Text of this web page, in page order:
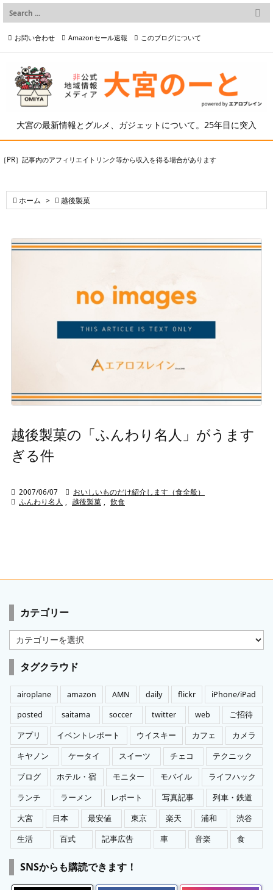
大宮の最新情報とグルメ、ガジェットについて。25年目に突入

メニュー

検索
お問い合わせ Amazonセール速報 このブログについて
プライバシーポリシー等
［PR］記事内のアフィリエイトリンク等から収入を得る場合があります
 ホーム >  越後製菓
越後製菓の「ふんわり名人」がうます
ぎる件
 2007/06/07  おいしいものだけ紹介します（食全般）
 ふんわり名人 , 越後製菓 , 飲食
カテゴリー
カ
テ
ゴ
リ
ー
タグクラウド
airoplane amazon AMN daily flickr
iPhone/iPad
posted
saitama soccer twitter web
ご招待
アプリ
イベントレポート ウイスキー カフェ
カメラ
キヤノン
ケータイ スイーツ チェコ
テクニック
ブログ
ホテル・宿 モニター モバイル
ライフハック
ランチ
ラーメン レポート 写真記事
列車・鉄道
大宮
日本 最安値 東京 楽天 浦和
渋谷
生活
百式 記事広告 車 音楽 食
SNSからも購読できます！